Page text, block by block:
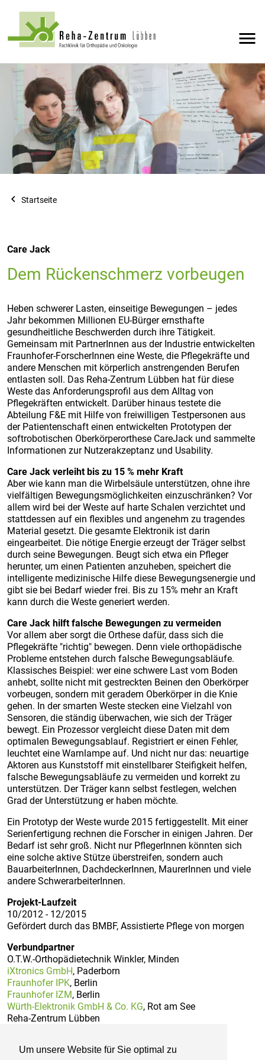
Um unsere Website für Sie optimal zu
menu
navigate_before Startseite
Care Jack
Dem Rückenschmerz vorbeugen
Heben schwerer Lasten, einseitige Bewegungen – jedes
Jahr bekommen Millionen EU-Bürger ernsthafte
gesundheitliche Beschwerden durch ihre Tätigkeit.
Gemeinsam mit PartnerInnen aus der Industrie entwickelten
Fraunhofer-ForscherInnen eine Weste, die Pflegekräfte und
andere Menschen mit körperlich anstrengenden Berufen
entlasten soll. Das Reha-Zentrum Lübben hat für diese
Weste das Anforderungsprofil aus dem Alltag von
Pflegekräften entwickelt. Darüber hinaus testete die
Abteilung F&E mit Hilfe von freiwilligen Testpersonen aus
der Patientenschaft einen entwickelten Prototypen der
softrobotischen Oberkörperorthese CareJack und sammelte
Informationen zur Nutzerakzeptanz und Usability.
Care Jack verleiht bis zu 15 % mehr Kraft
Aber wie kann man die Wirbelsäule unterstützen, ohne ihre
vielfältigen Bewegungsmöglichkeiten einzuschränken? Vor
allem wird bei der Weste auf harte Schalen verzichtet und
stattdessen auf ein flexibles und angenehm zu tragendes
Material gesetzt. Die gesamte Elektronik ist darin
eingearbeitet. Die nötige Energie erzeugt der Träger selbst
durch seine Bewegungen. Beugt sich etwa ein Pfleger
herunter, um einen Patienten anzuheben, speichert die
intelligente medizinische Hilfe diese Bewegungsenergie und
gibt sie bei Bedarf wieder frei. Bis zu 15% mehr an Kraft
kann durch die Weste generiert werden.
Care Jack hilft falsche Bewegungen zu vermeiden
Vor allem aber sorgt die Orthese dafür, dass sich die
Pflegekräfte "richtig" bewegen. Denn viele orthopädische
Probleme entstehen durch falsche Bewegungsabläufe.
Klassisches Beispiel: wer eine schwere Last vom Boden
anhebt, sollte nicht mit gestreckten Beinen den Oberkörper
vorbeugen, sondern mit geradem Oberkörper in die Knie
gehen. In der smarten Weste stecken eine Vielzahl von
Sensoren, die ständig überwachen, wie sich der Träger
bewegt. Ein Prozessor vergleicht diese Daten mit dem
optimalen Bewegungsablauf. Registriert er einen Fehler,
leuchtet eine Warnlampe auf. Und nicht nur das: neuartige
Aktoren aus Kunststoff mit einstellbarer Steifigkeit helfen,
falsche Bewegungsabläufe zu vermeiden und korrekt zu
unterstützen. Der Träger kann selbst festlegen, welchen
Grad der Unterstützung er haben möchte.
Ein Prototyp der Weste wurde 2015 fertiggestellt. Mit einer
Serienfertigung rechnen die Forscher in einigen Jahren. Der
Bedarf ist sehr groß. Nicht nur PflegerInnen könnten sich
eine solche aktive Stütze überstreifen, sondern auch
BauarbeiterInnen, DachdeckerInnen, MaurerInnen und viele
andere SchwerarbeiterInnen.
Projekt-Laufzeit
10/2012 - 12/2015
Gefördert durch das BMBF, Assistierte Pflege von morgen
Verbundpartner
O.T.W.-Orthopädietechnik Winkler, Minden
iXtronics GmbH, Paderborn
Fraunhofer IPK, Berlin
Fraunhofer IZM, Berlin
Würth-Elektronik GmbH & Co. KG, Rot am See
Reha-Zentrum Lübben